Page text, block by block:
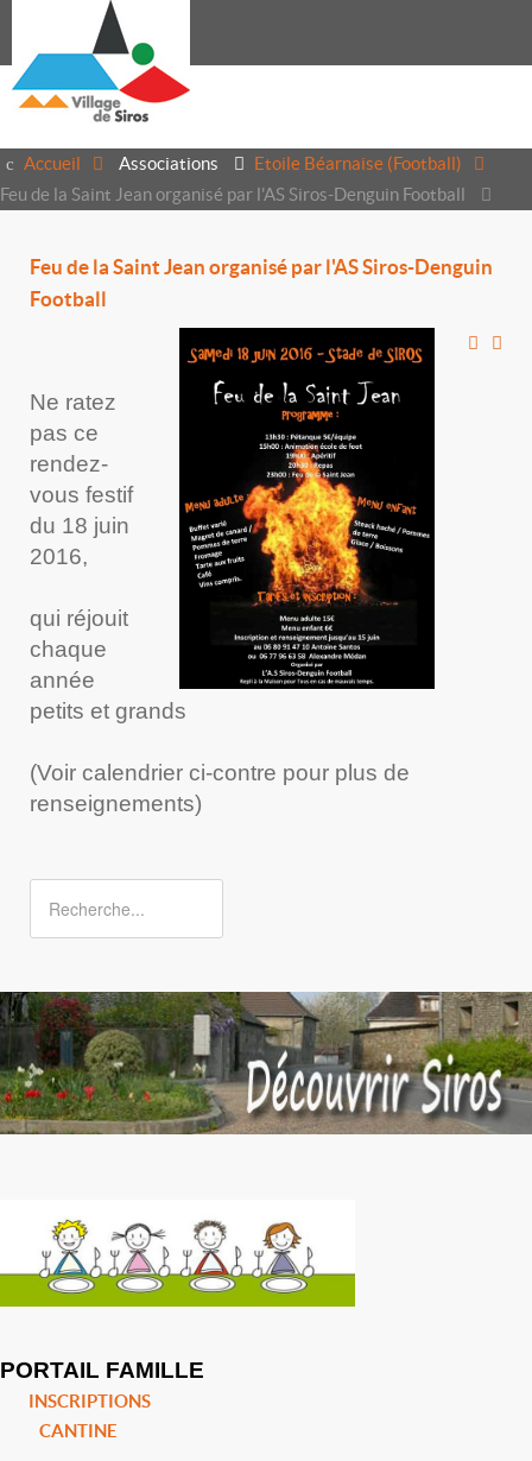
Accueil Associations
Etoile Béarnaise (Football)
Feu de la Saint Jean organisé par l'AS Siros-Denguin Football
Feu de la Saint Jean organisé par l'AS Siros-Denguin
Football
Ne ratez
pas ce
rendez-
vous festif
du 18 juin
2016,
qui réjouit
chaque
année
petits et grands
(Voir calendrier ci-contre pour plus de
renseignements)
PORTAIL FAMILLE
INSCRIPTIONS
CANTINE